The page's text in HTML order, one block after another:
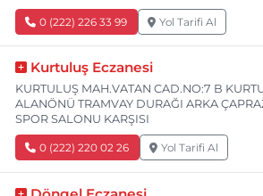
0 (222) 226 33 99 Yol Tarifi Al
Kurtuluş Eczanesi
KURTULUŞ MAH.VATAN CAD.NO:7 B
ALANÖNÜ TRAMVAY DURAĞI ARKA
SPOR SALONU KARŞISI
0 (222) 220 02 26 Yol Tarifi Al